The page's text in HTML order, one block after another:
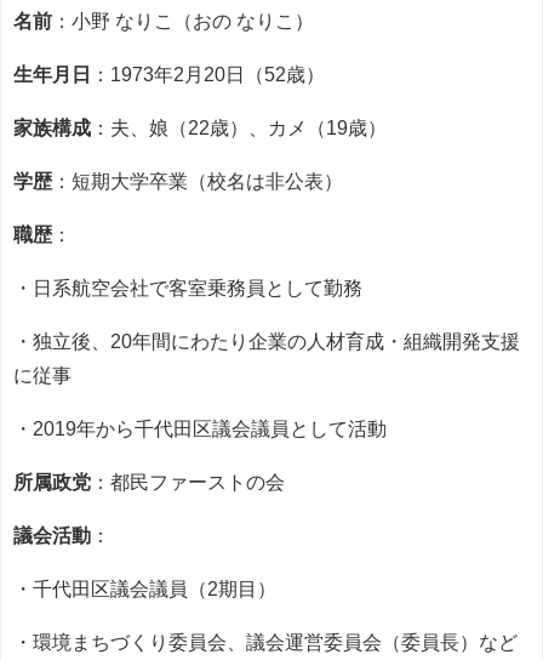
名前 ：小野 なりこ（おの なりこ）
生年月日 ：1973年2月20日（52歳）
家族構成 ：夫、娘（22歳）、カメ（19歳）
学歴 ：短期大学卒業（校名は非公表）
職歴 ：
・日系航空会社で客室乗務員として勤務
・独立後、20年間にわたり企業の人材育成・組織開発支援
に従事
・2019年から千代田区議会議員として活動
所属政党 ：都民ファーストの会
議会活動 ：
・千代田区議会議員（2期目）
・環境まちづくり委員会、議会運営委員会（委員長）など